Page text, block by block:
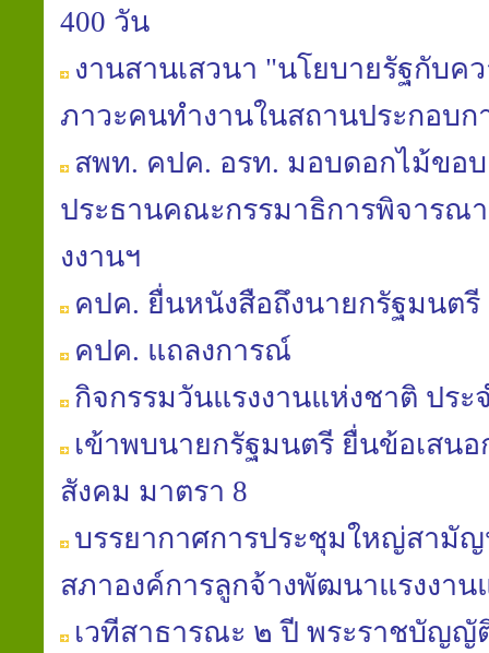
400 วัน
งานสานเสวนา "นโยบายรัฐกับค
ภาวะคนทำงานในสถานประกอบก
สพท. คปค. อรท. มอบดอกไม้ขอ
ประธานคณะกรรมาธิการพิจารณ
งงานฯ
คปค. ยื่นหนังสือถึงนายกรัฐมนตรี
คปค. แถลงการณ์
กิจกรรมวันแรงงานแห่งชาติ ประ
เข้าพบนายกรัฐมนตรี ยื่นข้อเสนอ
สังคม มาตรา 8
บรรยากาศการประชุมใหญ่สามัญ
สภาองค์การลูกจ้างพัฒนาแรงงาน
เวทีสาธารณะ ๒ ปี พระราชบัญ